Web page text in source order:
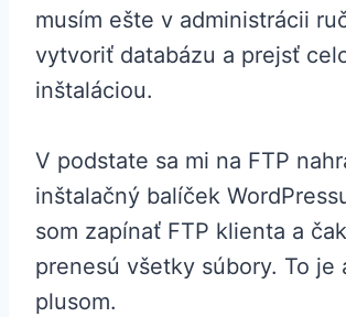
musím ešte v administrácii
vytvoriť databázu a prejsť
inštaláciou.
V podstate sa mi na FTP
inštalačný balíček
som zapínať FTP klienta a
prenesú všetky súbory. To je
plusom.